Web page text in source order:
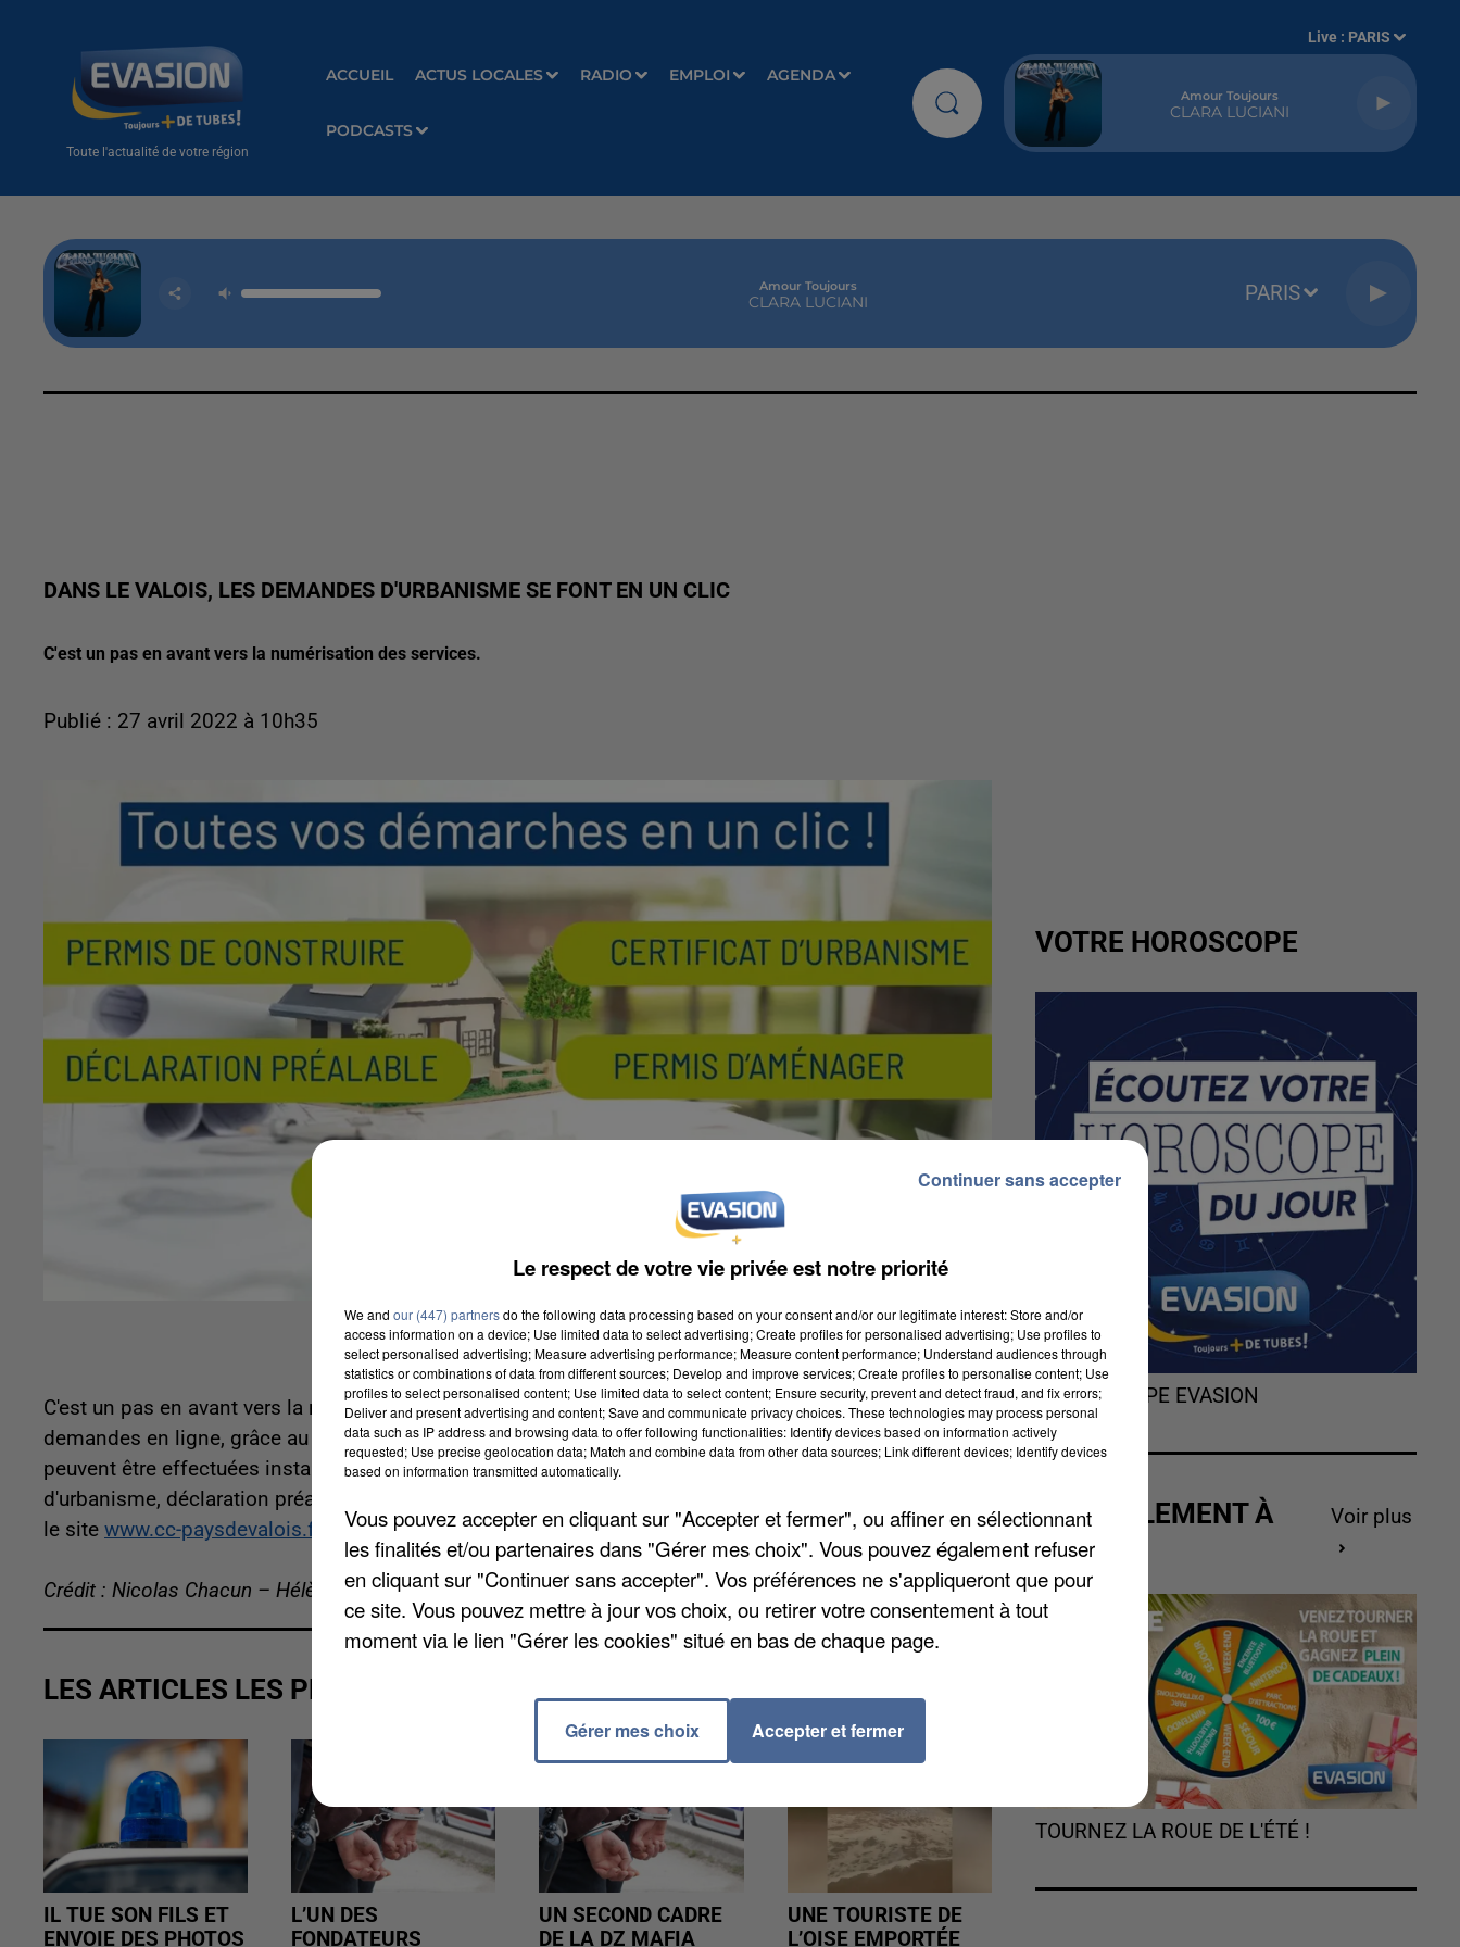
Toute l'actualité de votre région
ACCUEIL ACTUS LOCALES RADIO EMPLOI AGENDA
PODCASTS
Live : PARIS
Amour Toujours
CLARA LUCIANI
Amour Toujours
CLARA LUCIANI PARIS
DANS LE VALOIS, LES DEMANDES D'URBANISME SE FONT EN UN CLIC
C'est un pas en avant vers la numérisation des services.
Publié : 27 avril 2022 à 10h35
C'est un pas en avant vers la numérisation des services. Il est désormais possible de réaliser vos
demandes en ligne, grâce au guichet numérique des autorisations d'urbanisme. Plusieurs démarches
peuvent être effectuées instantanément et sans se déplacer : permis de construire, certificat
d'urbanisme, déclaration préalable, permis d'aménager ou encore permis de démolir. Rendez-vous sur
le site www.cc-paysdevalois.fr
Crédit : Nicolas Chacun – Hélène Virat
LES ARTICLES LES PLUS VUS
IL TUE SON FILS ET
ENVOIE DES PHOTOS
L’UN DES
FONDATEURS
UN SECOND CADRE
DE LA DZ MAFIA
UNE TOURISTE DE
L’OISE EMPORTÉE
VOTRE HOROSCOPE
L'HOROSCOPE EVASION
ACTUELLEMENT À
GAGNER
Voir plus
TOURNEZ LA ROUE DE L'ÉTÉ !
Le respect de votre vie privée est notre priorité
We and our (447) partnersdo the following data processing based on your consent and/or our legitimate interest: Store and/or
access information on a device; Use limited data to select advertising; Create profiles for personalised advertising; Use profiles to
select personalised advertising; Measure advertising performance; Measure content performance; Understand audiences through
statistics or combinations of data from different sources; Develop and improve services; Create profiles to personalise content; Use
profiles to select personalised content; Use limited data to select content; Ensure security, prevent and detect fraud, and fix errors;
Deliver and present advertising and content; Save and communicate privacy choices. These technologies may process personal
data such as IP address and browsing data to offer following functionalities: Identify devices based on information actively
requested; Use precise geolocation data; Match and combine data from other data sources; Link different devices; Identify devices
based on information transmitted automatically.
Vous pouvez accepter en cliquant sur "Accepter et fermer", ou affiner en sélectionnant
les finalités et/ou partenaires dans "Gérer mes choix". Vous pouvez également refuser
en cliquant sur "Continuer sans accepter". Vos préférences ne s'appliqueront que pour
ce site. Vous pouvez mettre à jour vos choix, ou retirer votre consentement à tout
moment via le lien "Gérer les cookies" situé en bas de chaque page.
Gérer mes choix Accepter et fermer
Continuer sans accepter